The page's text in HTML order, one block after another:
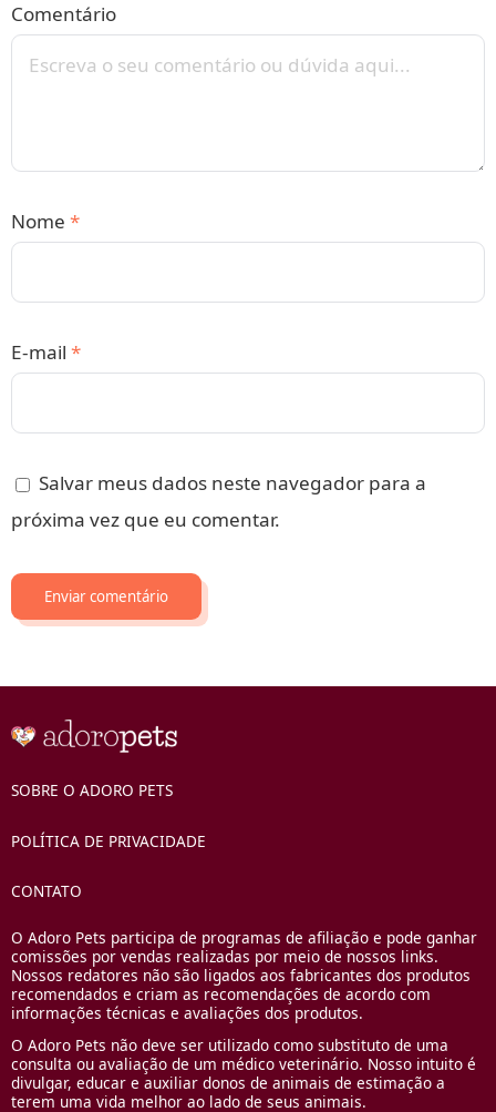
Comentário
Nome *
E-mail *
Salvar meus dados neste navegador para a
próxima vez que eu comentar.
SOBRE O ADORO PETS
POLÍTICA DE PRIVACIDADE
CONTATO
O Adoro Pets participa de programas de afiliação e pode ganhar
comissões por vendas realizadas por meio de nossos links.
Nossos redatores não são ligados aos fabricantes dos produtos
recomendados e criam as recomendações de acordo com
informações técnicas e avaliações dos produtos.
O Adoro Pets não deve ser utilizado como substituto de uma
consulta ou avaliação de um médico veterinário. Nosso intuito é
divulgar, educar e auxiliar donos de animais de estimação a
terem uma vida melhor ao lado de seus animais.